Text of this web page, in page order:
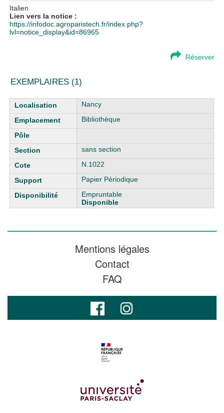
Italien
Lien vers la notice :
https://infodoc.agroparistech.fr/index.php?
lvl=notice_display&id=86965
Réserver
EXEMPLAIRES (1)
Liste des exemplaires
Nancy
Bibliothèque
sans section
N.1022
Papier Périodique
Empruntable
Disponible
Mentions légales
Contact
FAQ